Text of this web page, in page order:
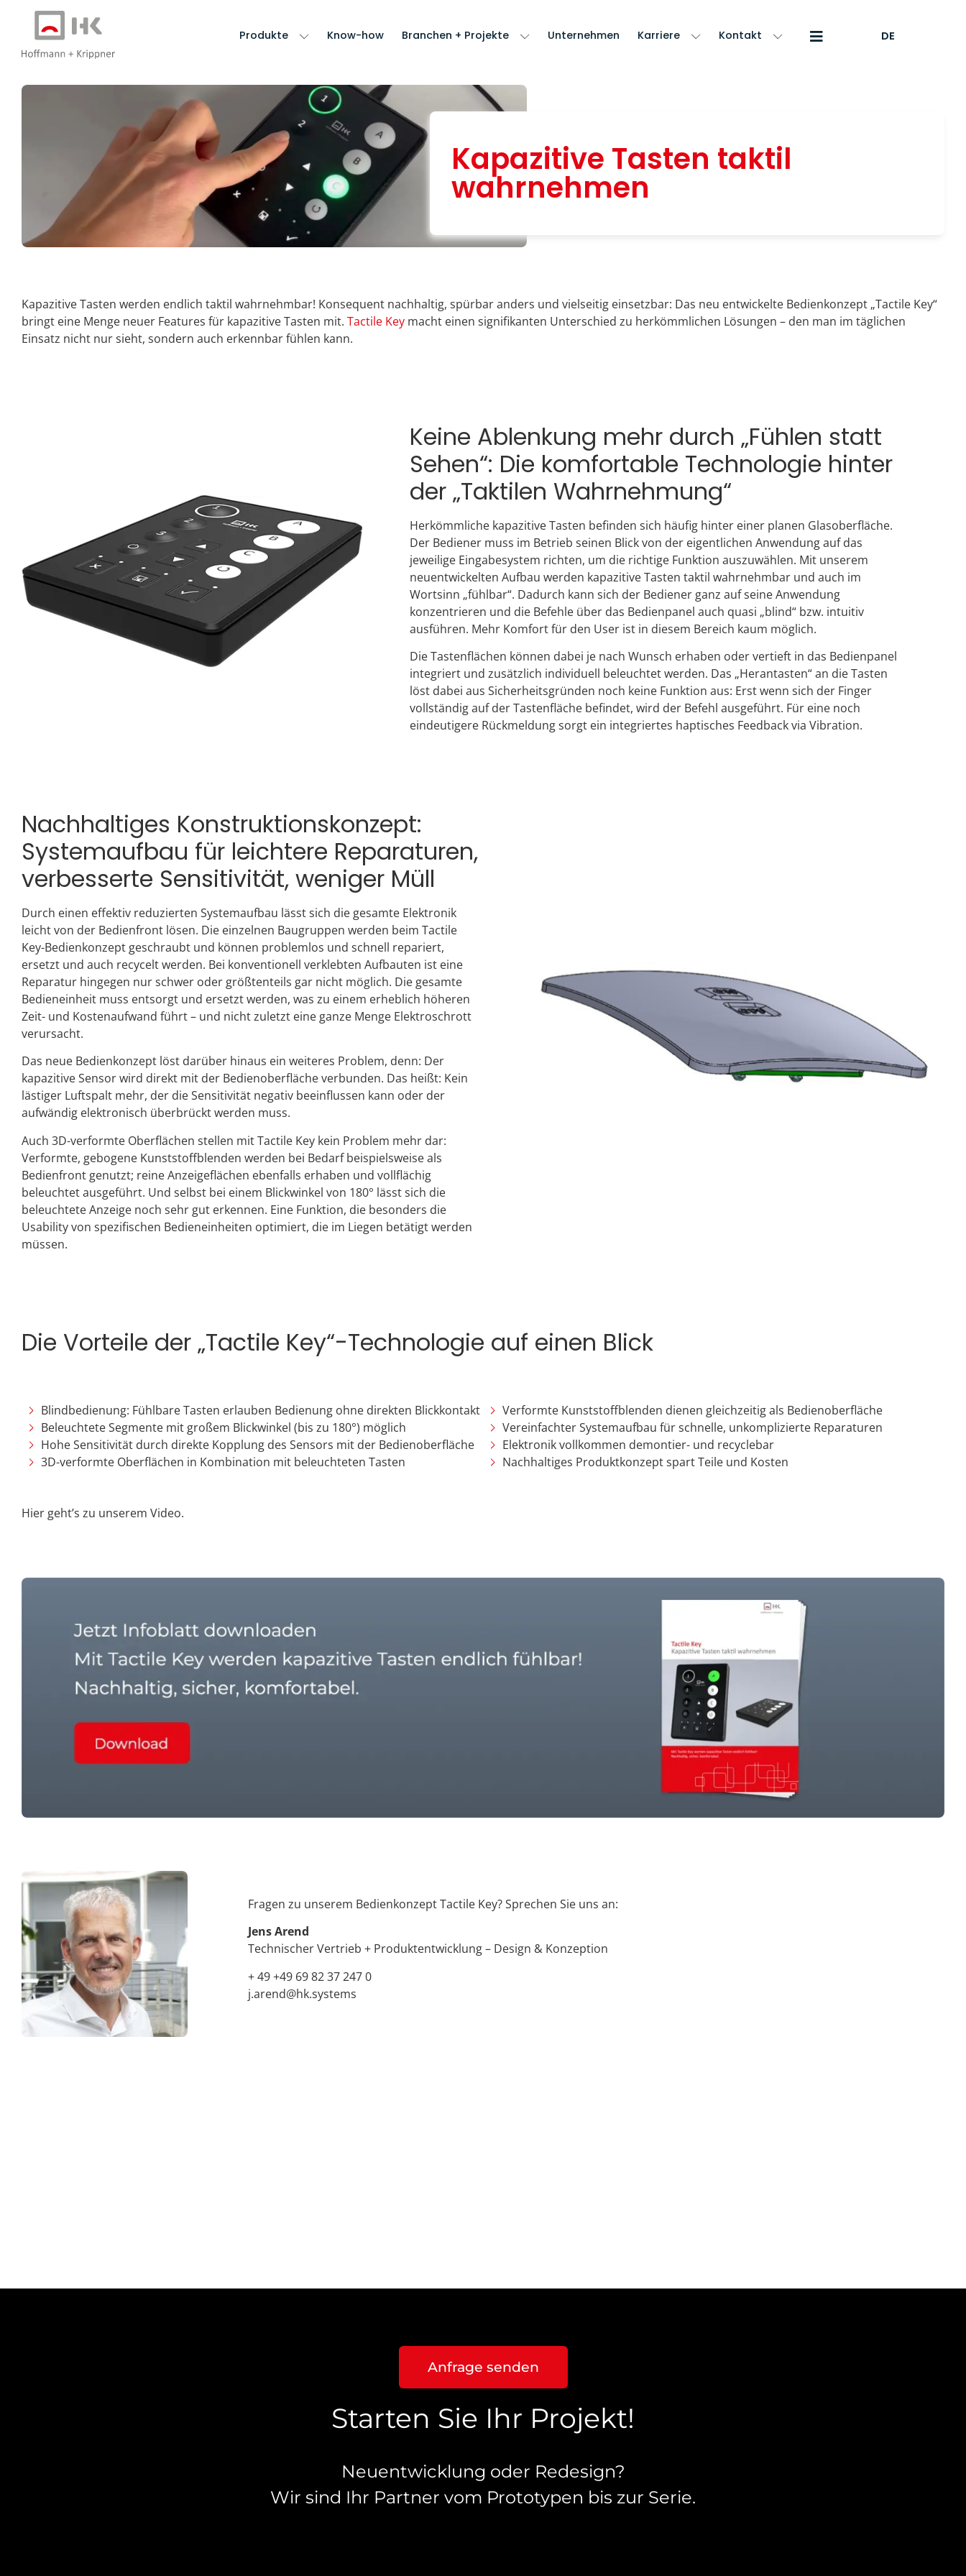
Produkte Know-how Branchen + Projekte Unternehmen Karriere Kontakt DE
Kapazitive Tasten taktil
wahrnehmen
Kapazitive Tasten werden endlich taktil wahrnehmbar! Konsequent nachhaltig, spürbar anders und vielseitig einsetzbar: Das neu entwickelte Bedienkonzept „Tactile Key“
bringt eine Menge neuer Features für kapazitive Tasten mit. Tactile Key macht einen signifikanten Unterschied zu herkömmlichen Lösungen – den man im täglichen
Einsatz nicht nur sieht, sondern auch erkennbar fühlen kann.
Keine Ablenkung mehr durch „Fühlen statt
Sehen“: Die komfortable Technologie hinter
der „Taktilen Wahrnehmung“
Herkömmliche kapazitive Tasten befinden sich häufig hinter einer planen Glasoberfläche.
Der Bediener muss im Betrieb seinen Blick von der eigentlichen Anwendung auf das
jeweilige Eingabesystem richten, um die richtige Funktion auszuwählen. Mit unserem
neuentwickelten Aufbau werden kapazitive Tasten taktil wahrnehmbar und auch im
Wortsinn „fühlbar“. Dadurch kann sich der Bediener ganz auf seine Anwendung
konzentrieren und die Befehle über das Bedienpanel auch quasi „blind“ bzw. intuitiv
ausführen. Mehr Komfort für den User ist in diesem Bereich kaum möglich.
Die Tastenflächen können dabei je nach Wunsch erhaben oder vertieft in das Bedienpanel
integriert und zusätzlich individuell beleuchtet werden. Das „Herantasten“ an die Tasten
löst dabei aus Sicherheitsgründen noch keine Funktion aus: Erst wenn sich der Finger
vollständig auf der Tastenfläche befindet, wird der Befehl ausgeführt. Für eine noch
eindeutigere Rückmeldung sorgt ein integriertes haptisches Feedback via Vibration.
Nachhaltiges Konstruktionskonzept:
Systemaufbau für leichtere Reparaturen,
verbesserte Sensitivität, weniger Müll
Durch einen effektiv reduzierten Systemaufbau lässt sich die gesamte Elektronik
leicht von der Bedienfront lösen. Die einzelnen Baugruppen werden beim Tactile
Key-Bedienkonzept geschraubt und können problemlos und schnell repariert,
ersetzt und auch recycelt werden. Bei konventionell verklebten Aufbauten ist eine
Reparatur hingegen nur schwer oder größtenteils gar nicht möglich. Die gesamte
Bedieneinheit muss entsorgt und ersetzt werden, was zu einem erheblich höheren
Zeit- und Kostenaufwand führt – und nicht zuletzt eine ganze Menge Elektroschrott
verursacht.
Das neue Bedienkonzept löst darüber hinaus ein weiteres Problem, denn: Der
kapazitive Sensor wird direkt mit der Bedienoberfläche verbunden. Das heißt: Kein
lästiger Luftspalt mehr, der die Sensitivität negativ beeinflussen kann oder der
aufwändig elektronisch überbrückt werden muss.
Auch 3D-verformte Oberflächen stellen mit Tactile Key kein Problem mehr dar:
Verformte, gebogene Kunststoffblenden werden bei Bedarf beispielsweise als
Bedienfront genutzt; reine Anzeigeflächen ebenfalls erhaben und vollflächig
beleuchtet ausgeführt. Und selbst bei einem Blickwinkel von 180° lässt sich die
beleuchtete Anzeige noch sehr gut erkennen. Eine Funktion, die besonders die
Usability von spezifischen Bedieneinheiten optimiert, die im Liegen betätigt werden
müssen.
Die Vorteile der „Tactile Key“-Technologie auf einen Blick
Blindbedienung: Fühlbare Tasten erlauben Bedienung ohne direkten Blickkontakt
Beleuchtete Segmente mit großem Blickwinkel (bis zu 180°) möglich
Hohe Sensitivität durch direkte Kopplung des Sensors mit der Bedienoberfläche
3D-verformte Oberflächen in Kombination mit beleuchteten Tasten
Verformte Kunststoffblenden dienen gleichzeitig als Bedienoberfläche
Vereinfachter Systemaufbau für schnelle, unkomplizierte Reparaturen
Elektronik vollkommen demontier- und recyclebar
Nachhaltiges Produktkonzept spart Teile und Kosten
Hier geht’s zu unserem Video.
Fragen zu unserem Bedienkonzept Tactile Key? Sprechen Sie uns an:
Jens Arend
Technischer Vertrieb + Produktentwicklung – Design & Konzeption
+ 49 +49 69 82 37 247 0
j.arend@hk.systems
Anfrage senden
Starten Sie Ihr Projekt!
Neuentwicklung oder Redesign?
Wir sind Ihr Partner vom Prototypen bis zur Serie.